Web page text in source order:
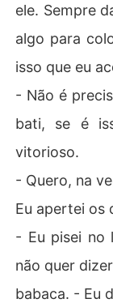
ele. Sempre
algo para
isso que eu
- Não é
bati, se é
vitorioso.
- Quero, na
Eu apertei os
- Eu pisei no
não quer
babaca. - Eu